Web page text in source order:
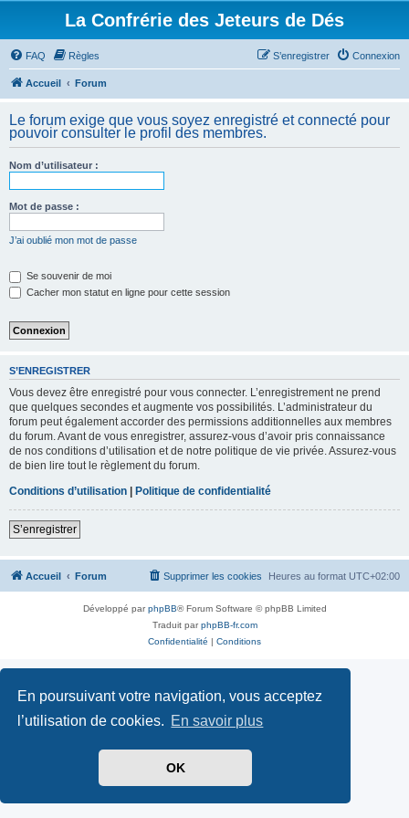
En poursuivant votre navigation, vous acceptez
l’utilisation de cookies. En savoir plus
OK
La Confrérie des Jeteurs de Dés
FAQ Règles Connexion
S’enregistrer
Accueil Forum
Le forum exige que vous soyez enregistré et connecté pour
pouvoir consulter le profil des membres.
Nom d’utilisateur :
Mot de passe :
J’ai oublié mon mot de passe
Se souvenir de moi
Cacher mon statut en ligne pour cette session
S’ENREGISTRER
Vous devez être enregistré pour vous connecter. L’enregistrement ne prend
que quelques secondes et augmente vos possibilités. L’administrateur du
forum peut également accorder des permissions additionnelles aux membres
du forum. Avant de vous enregistrer, assurez-vous d’avoir pris connaissance
de nos conditions d’utilisation et de notre politique de vie privée. Assurez-vous
de bien lire tout le règlement du forum.
Conditions d’utilisation | Politique de confidentialité
S’enregistrer
Accueil Forum Heures au format UTC+02:00
Supprimer les cookies
Développé parphpBB® Forum Software © phpBB Limited
Traduit parphpBB-fr.com
Confidentialité | Conditions